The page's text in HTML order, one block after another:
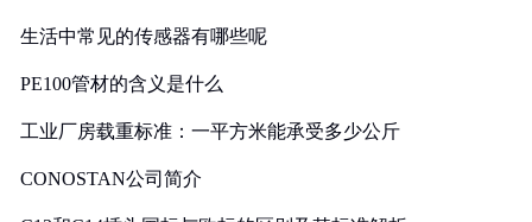
生活中常见的传感器有哪些呢
PE100管材的含义是什么
工业厂房载重标准：一平方米能承受多少公斤
CONOSTAN公司简介